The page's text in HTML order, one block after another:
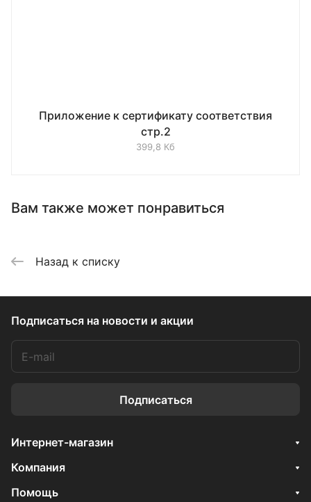
Приложение к сертификату соответствия
стр.2
399,8 Кб
Вам также может понравиться
Назад к списку
Подписаться на новости и акции
Подписаться
Интернет-магазин
Компания
Помощь